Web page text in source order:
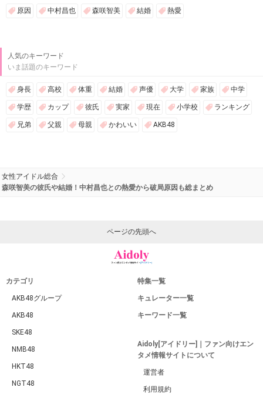
原因 中村昌也 森咲智美 結婚 熱愛
人気のキーワード
いま話題のキーワード
身長 高校 体重 結婚 声優 大学 家族 中学
学歴 カップ 彼氏 実家 現在 小学校 ランキング
兄弟 父親 母親 かわいい AKB48
女性アイドル総合
森咲智美の彼氏や結婚！中村昌也との熱愛から破局原因も総まとめ
ページの先頭へ
カテゴリ
AKB48グループ
AKB48
SKE48
NMB48
HKT48
NGT48
特集一覧
キュレーター一覧
キーワード一覧
Aidoly[アイドリー]｜ファン向けエン
タメ情報サイトについて
運営者
利用規約